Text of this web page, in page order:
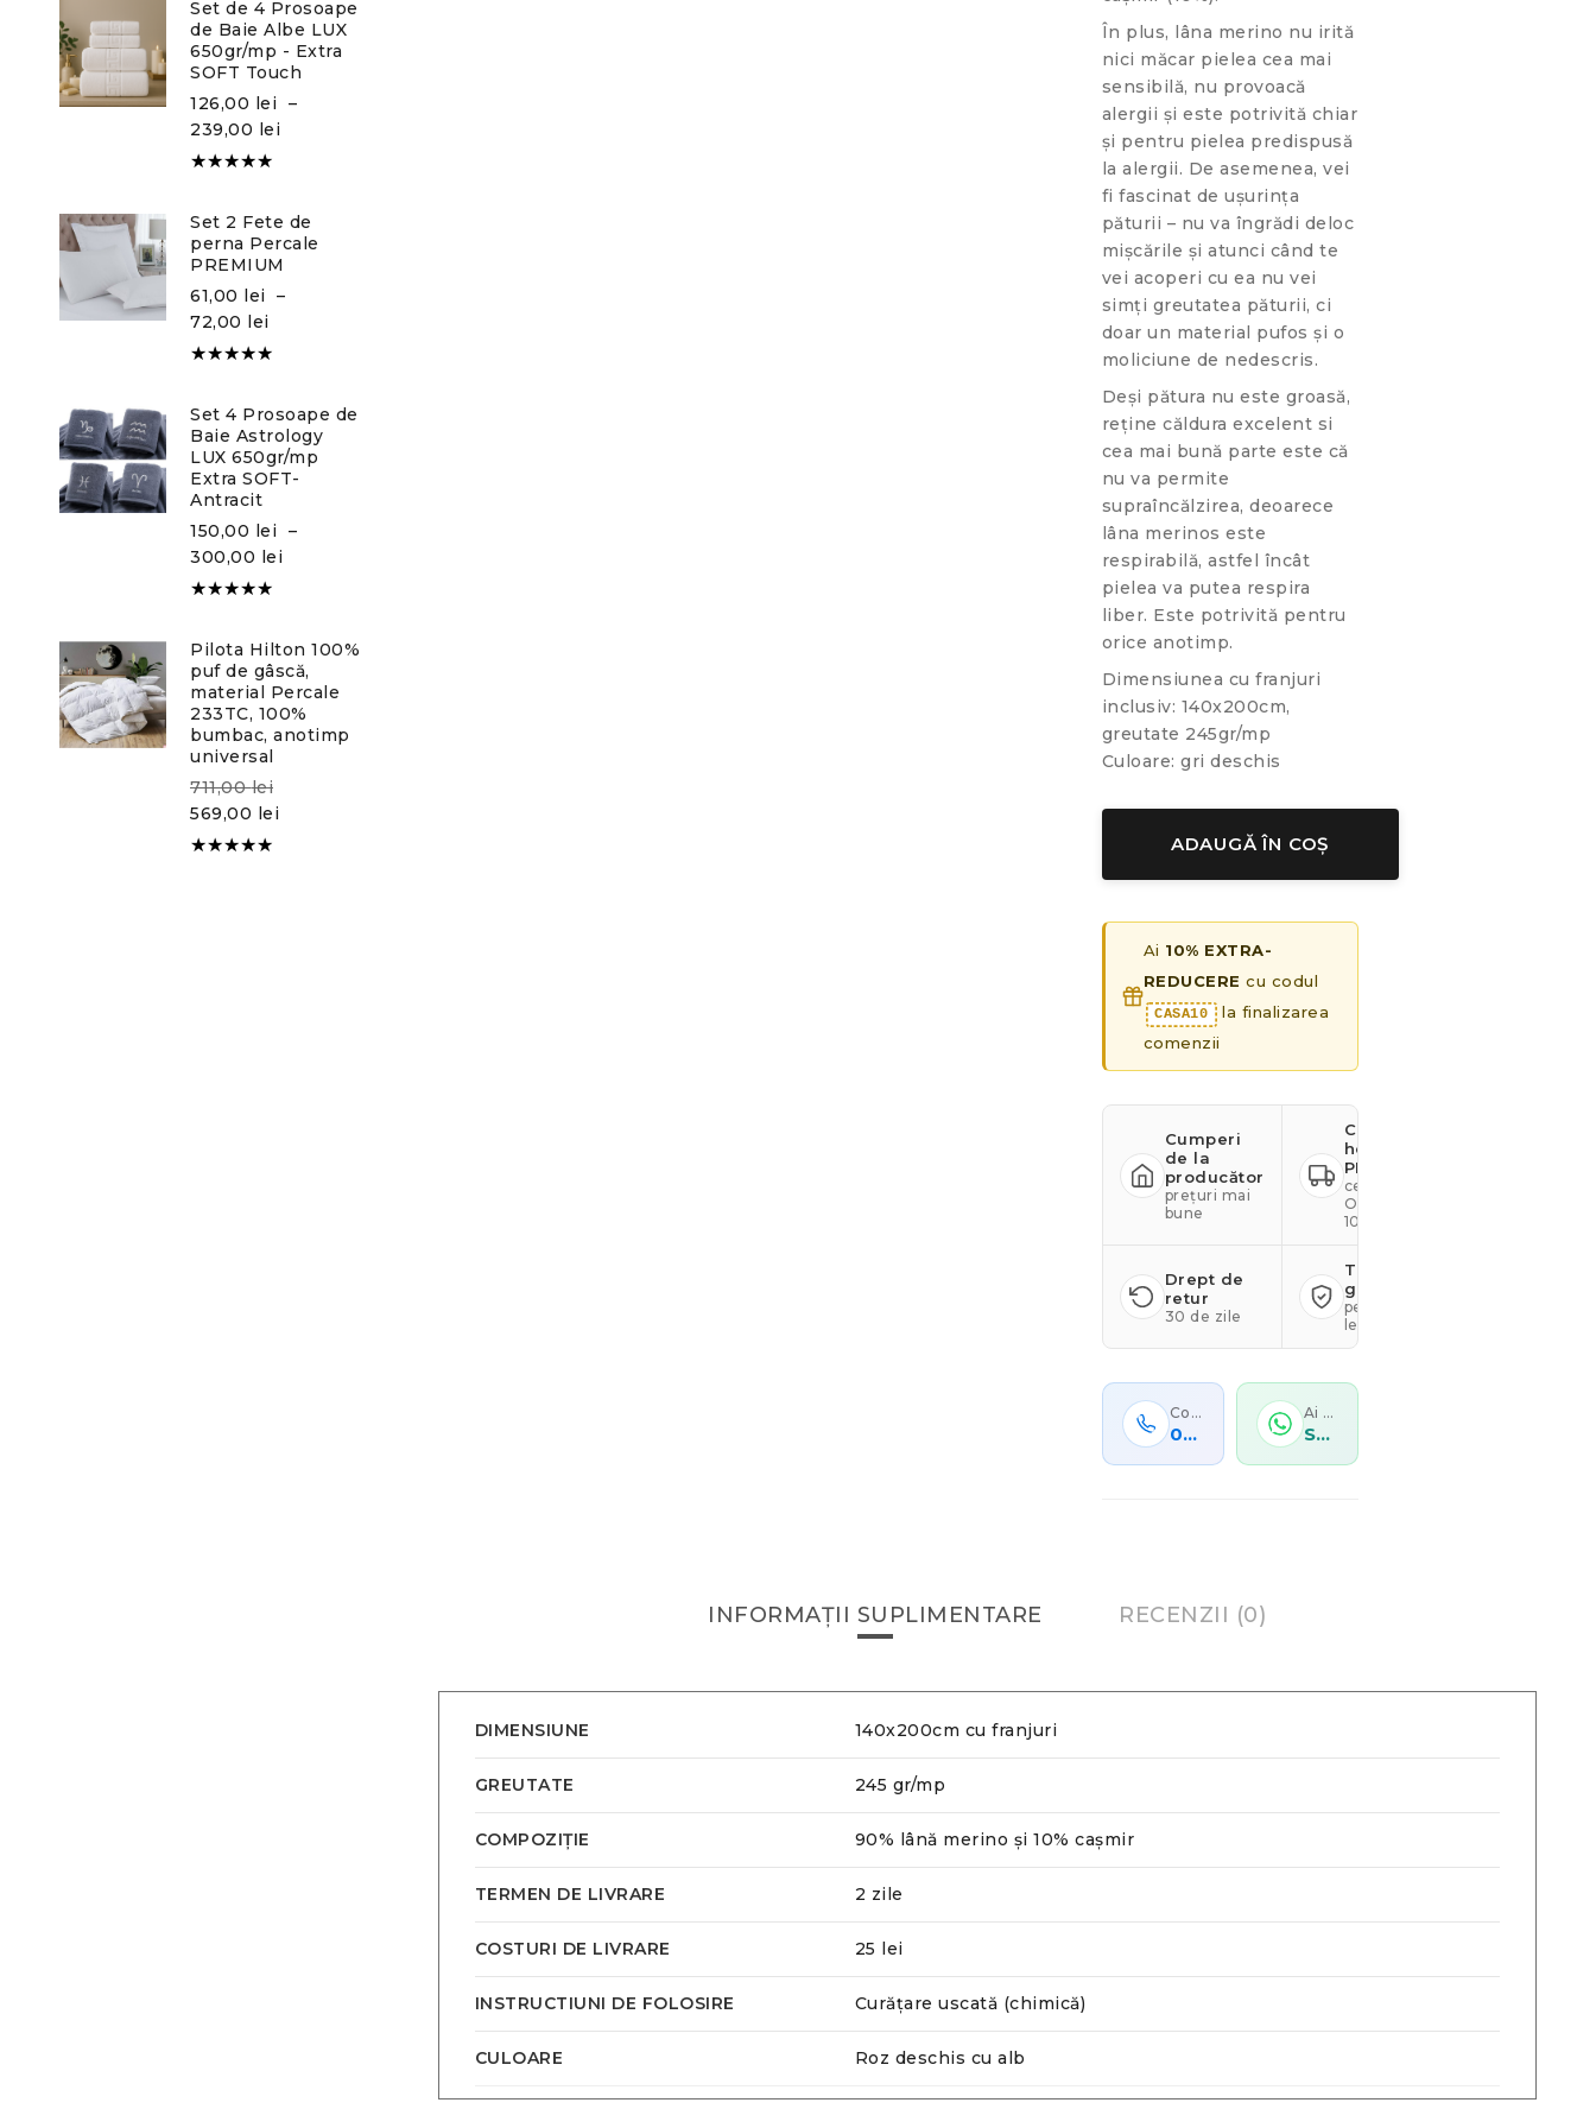
5
Set de 4 Prosoape
de Baie Albe LUX
650gr/mp - Extra
SOFT Touch
126,00 lei
–
239,00 lei
5
Set 2 Fete de
perna Percale
PREMIUM
61,00 lei
–
72,00 lei
5
Set 4 Prosoape de
Baie Astrology
LUX 650gr/mp
Extra SOFT-
Antracit
150,00 lei
–
300,00 lei
5
Pilota Hilton 100%
puf de gâscă,
material Percale
233TC, 100%
bumbac, anotimp
universal
711,00lei
569,00 lei
În plus, lâna merino nu irită
nici măcar pielea cea mai
sensibilă, nu provoacă
alergii și este potrivită chiar
și pentru pielea predispusă
la alergii. De asemenea, vei
fi fascinat de ușurința
păturii – nu va îngrădi deloc
mișcările și atunci când te
vei acoperi cu ea nu vei
simți greutatea păturii, ci
doar un material pufos și o
moliciune de nedescris.
Deși pătura nu este groasă,
reține căldura excelent si
cea mai bună parte este că
nu va permite
supraîncălzirea, deoarece
lâna merinos este
respirabilă, astfel încât
pielea va putea respira
liber. Este potrivită pentru
orice anotimp.
Dimensiunea cu franjuri
inclusiv: 140x200cm,
greutate 245gr/mp
Culoare: gri deschis
ADAUGĂ ÎN COȘ
Ai 10% EXTRA-
REDUCERE cu codul
CASA10 la finalizarea
comenzii
Cumperi
de la
producător
prețuri mai
bune
Calitate
hotelieră
PREMIUM
certificare
OEKO-TEX
100
Drept de
retur
30 de zile
Transport
gratuit
peste 499
lei
Contactează-ne
0767 278 100
Ai o comandă personalizată?
Scrie-ne acum
INFORMAȚII SUPLIMENTARE RECENZII (0)
DIMENSIUNE 140x200cm cu franjuri
GREUTATE 245 gr/mp
COMPOZIȚIE 90% lână merino și 10% cașmir
TERMEN DE LIVRARE 2 zile
COSTURI DE LIVRARE 25 lei
INSTRUCTIUNI DE FOLOSIRE Curățare uscată (chimică)
CULOARE Roz deschis cu alb